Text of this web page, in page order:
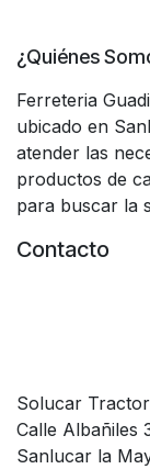
¿Quiénes
Ferreteria
ubicado en
atender las
productos de
para buscar la
Contacto
Solucar
Calle Albañiles
Sanlucar la